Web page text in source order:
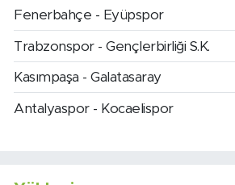
Fenerbahçe - Eyüpspor
Trabzonspor - Gençlerbirliği S.K.
Kasımpaşa - Galatasaray
Antalyaspor - Kocaelispor